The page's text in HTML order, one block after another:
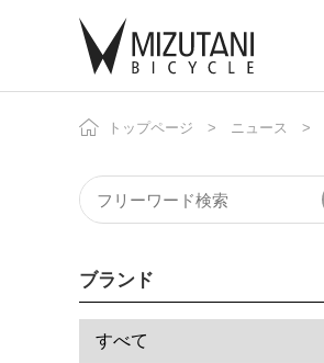
トップページ ニュース
ブランド